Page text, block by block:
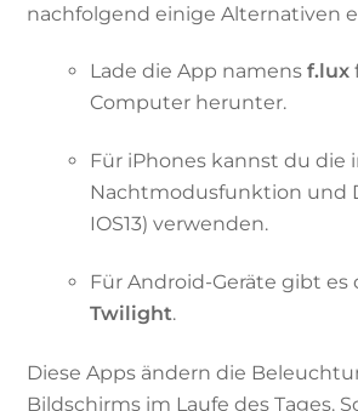
nachfolgend einige Alternativen
Lade die App namens f.lux
Computer herunter.
Für iPhones kannst du die
Nachtmodusfunktion und
IOS13) verwenden.
Für Android-Geräte gibt es
Twilight.
Diese Apps ändern die
Bildschirms im Laufe des Tages.